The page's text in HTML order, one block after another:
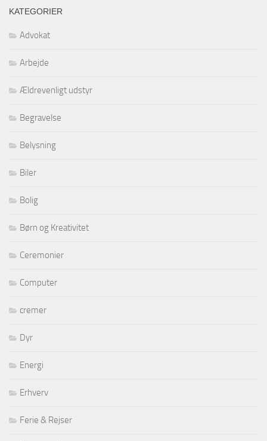
KATEGORIER
Advokat
Arbejde
Ældrevenligt udstyr
Begravelse
Belysning
Biler
Bolig
Børn og Kreativitet
Ceremonier
Computer
cremer
Dyr
Energi
Erhverv
Ferie & Rejser